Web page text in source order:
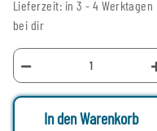
Lieferzeit: in 3 - 4 Werktagen
bei dir
In den Warenkorb